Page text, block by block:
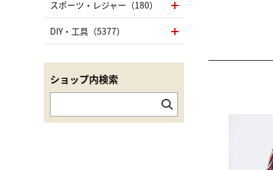
スポーツ・レジャー（180）
DIY・工具（5377）
ショップ内検索